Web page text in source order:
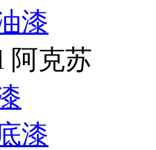
漆
阿克苏
漆